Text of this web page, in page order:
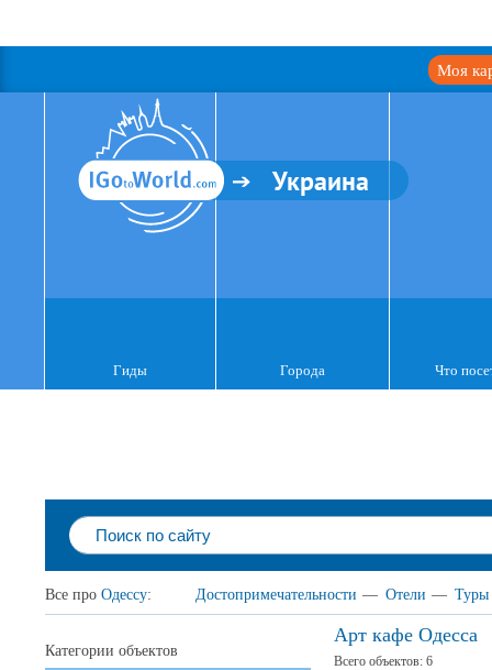
Моя
Украина
Гиды Города Что
Все про Одессу: Достопримечательности — Отели — Туры
Арт кафе Одесса
Всего объектов: 6
Категории объектов